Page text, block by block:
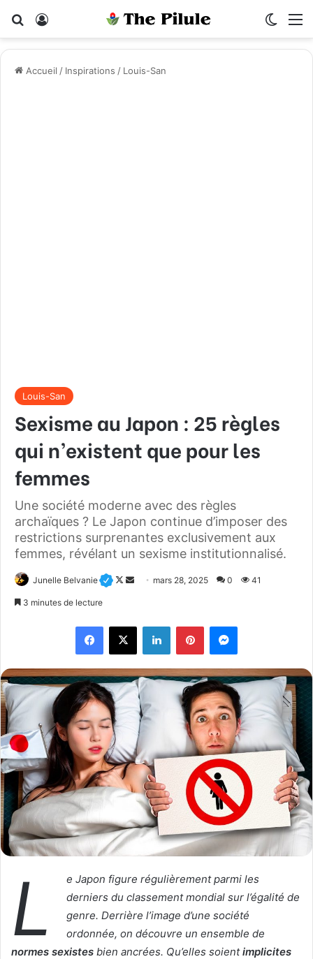
Rechercher
Accueil / Inspirations / Louis-San
Louis-San
Sexisme au Japon : 25 règles
qui n’existent que pour les
femmes
Une société moderne avec des règles
archaïques ? Le Japon continue d’imposer des
restrictions surprenantes exclusivement aux
femmes, révélant un sexisme institutionnalisé.
Junelle Belvanie
F
o
o
n
o
r
u
n
c
o
u
r
e
mars 28, 2025 0 41
3 minutes de lecture
L
e Japon figure régulièrement parmi les
derniers du classement mondial sur l’égalité de
genre. Derrière l’image d’une société
ordonnée, on découvre un ensemble de
normes sexistes bien ancrées. Qu’elles soientimplicites